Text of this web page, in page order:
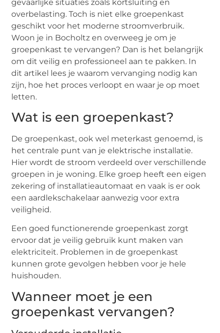
gevaarlijke situaties zoals kortsluiting en
overbelasting. Toch is niet elke groepenkast
geschikt voor het moderne stroomverbruik.
Woon je in Bocholtz en overweeg je om je
groepenkast te vervangen? Dan is het belangrijk
om dit veilig en professioneel aan te pakken. In
dit artikel lees je waarom vervanging nodig kan
zijn, hoe het proces verloopt en waar je op moet
letten.
Wat is een groepenkast?
De groepenkast, ook wel meterkast genoemd, is
het centrale punt van je elektrische installatie.
Hier wordt de stroom verdeeld over verschillende
groepen in je woning. Elke groep heeft een eigen
zekering of installatieautomaat en vaak is er ook
een aardlekschakelaar aanwezig voor extra
veiligheid.
Een goed functionerende groepenkast zorgt
ervoor dat je veilig gebruik kunt maken van
elektriciteit. Problemen in de groepenkast
kunnen grote gevolgen hebben voor je hele
huishouden.
Wanneer moet je een
groepenkast vervangen?